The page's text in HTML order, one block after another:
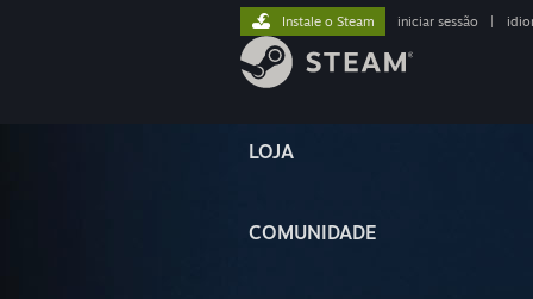
LOJA
COMUNIDADE
Instale o Steam iniciar sessão